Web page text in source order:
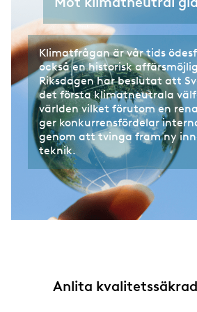
Klimatfrågan är vår tids
också en historisk
Riksdagen har beslutat att
det första klimatneutrala
världen vilket förutom en
ger konkurrensfördelar
genom att tvinga fram ny
teknik.
Anlita